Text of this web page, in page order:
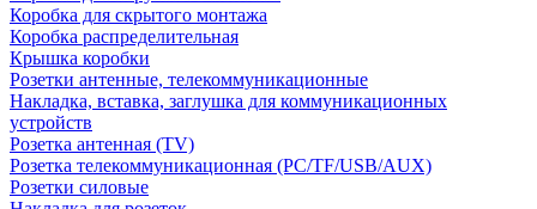
Коробка для скрытого монтажа
Коробка распределительная
Крышка коробки
Розетки антенные, телекоммуникационные
Накладка, вставка, заглушка для коммуникационных
устройств
Розетка антенная (TV)
Розетка телекоммуникационная (PC/TF/USB/AUX)
Розетки силовые